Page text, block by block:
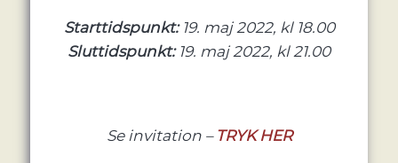
Starttidspunkt: 19. maj 2022, kl 18.00
Sluttidspunkt: 19. maj 2022, kl 21.00
Se invitation – TRYK HER